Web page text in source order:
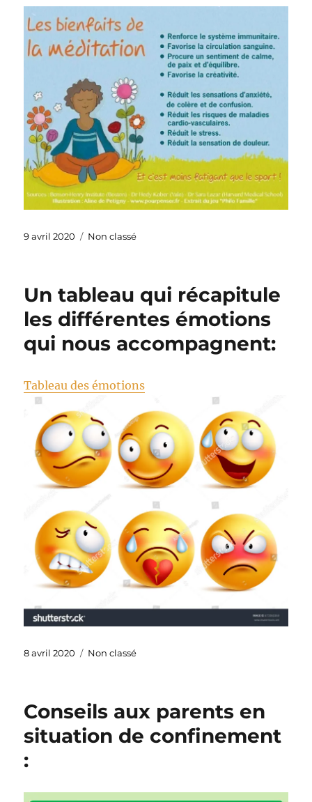
Publié
9 avril 2020 Catégories
Non classé
Un tableau qui récapitule
les différentes émotions
qui nous accompagnent:
Tableau des émotions
Publié
8 avril 2020 Catégories
Non classé
Conseils aux parents en
situation de confinement
: